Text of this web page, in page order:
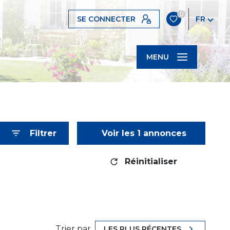
SE CONNECTER
0
FR
MENU
Filtrer Voir les 1 annonces
Réinitialiser